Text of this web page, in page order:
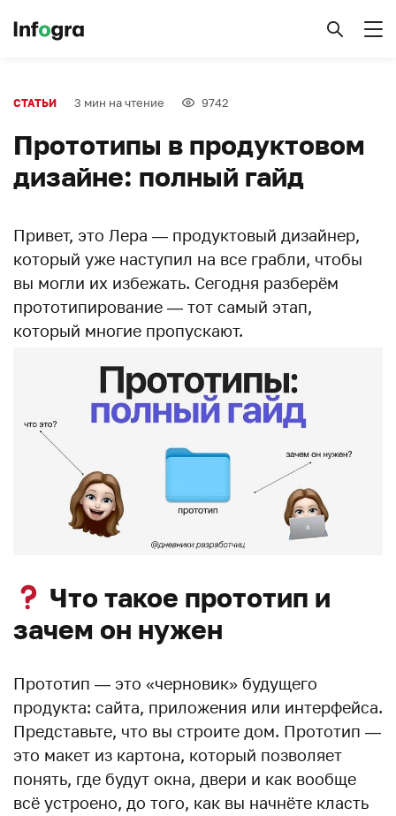
СТАТЬИ 3 мин на чтение 9742
Прототипы в продуктовом
дизайне: полный гайд
Привет, это Лера — продуктовый дизайнер,
который уже наступил на все грабли, чтобы
вы могли их избежать. Сегодня разберём
прототипирование — тот самый этап,
который многие пропускают.
Что такое прототип и
зачем он нужен
Прототип — это «черновик» будущего
продукта: сайта, приложения или интерфейса.
Представьте, что вы строите дом. Прототип —
это макет из картона, который позволяет
понять, где будут окна, двери и как вообще
всё устроено, до того, как вы начнёте класть